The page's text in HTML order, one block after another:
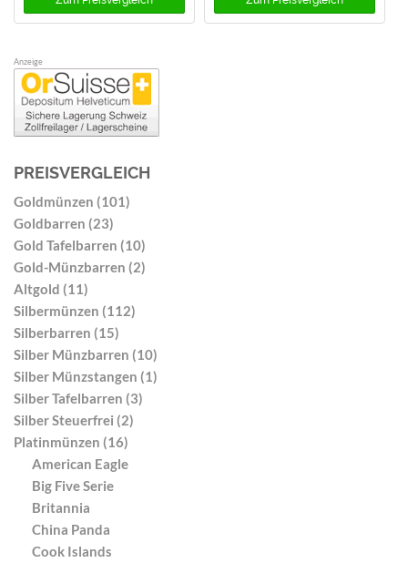
Anzeige
PREISVERGLEICH
Goldmünzen (101)
Goldbarren (23)
Gold Tafelbarren (10)
Gold-Münzbarren (2)
Altgold (11)
Silbermünzen (112)
Silberbarren (15)
Silber Münzbarren (10)
Silber Münzstangen (1)
Silber Tafelbarren (3)
Silber Steuerfrei (2)
Platinmünzen (16)
American Eagle
Big Five Serie
Britannia
China Panda
Cook Islands